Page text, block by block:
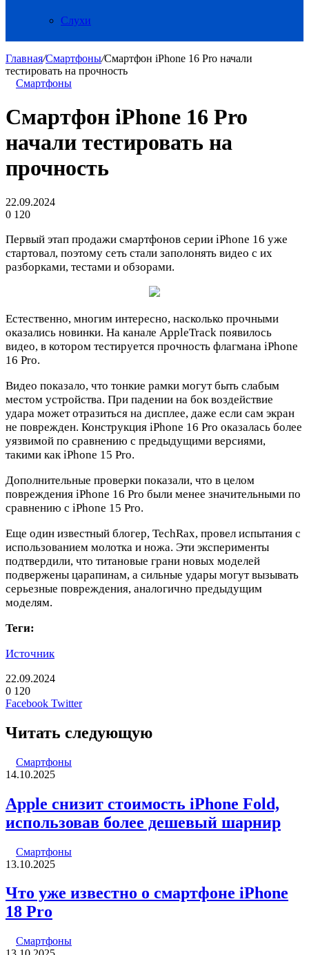
Слухи
Главная/Смартфоны/Смартфон iPhone 16 Pro начали
тестировать на прочность
Смартфоны
Смартфон iPhone 16 Pro
начали тестировать на
прочность
22.09.2024
0 120
Первый этап продажи смартфонов серии iPhone 16 уже
стартовал, поэтому сеть стали заполонять видео с их
разборками, тестами и обзорами.
Естественно, многим интересно, насколько прочными
оказались новинки. На канале AppleTrack появилось
видео, в котором тестируется прочность флагмана iPhone
16 Pro.
Видео показало, что тонкие рамки могут быть слабым
местом устройства. При падении на бок воздействие
удара может отразиться на дисплее, даже если сам экран
не поврежден. Конструкция iPhone 16 Pro оказалась более
уязвимой по сравнению с предыдущими версиями,
такими как iPhone 15 Pro.
Дополнительные проверки показали, что в целом
повреждения iPhone 16 Pro были менее значительными по
сравнению с iPhone 15 Pro.
Еще один известный блогер, TechRax, провел испытания с
использованием молотка и ножа. Эти эксперименты
подтвердили, что титановые грани новых моделей
подвержены царапинам, а сильные удары могут вызывать
серьезные повреждения, аналогично предыдущим
моделям.
Теги:
Источник
22.09.2024
0 120
Facebook TwitterLinkedIn
Pinterest
Вконтакте
Одноклассники
Skype
WhatsApp
Telegram
Viber
Читать следующую
Смартфоны
14.10.2025
Apple снизит стоимость iPhone Fold,
использовав более дешевый шарнир
Смартфоны
13.10.2025
Что уже известно о смартфоне iPhone
18 Pro
Смартфоны